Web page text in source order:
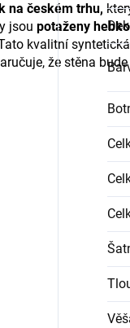
na českém trhu,
jsou potaženy
kvalitní
že stěna bude